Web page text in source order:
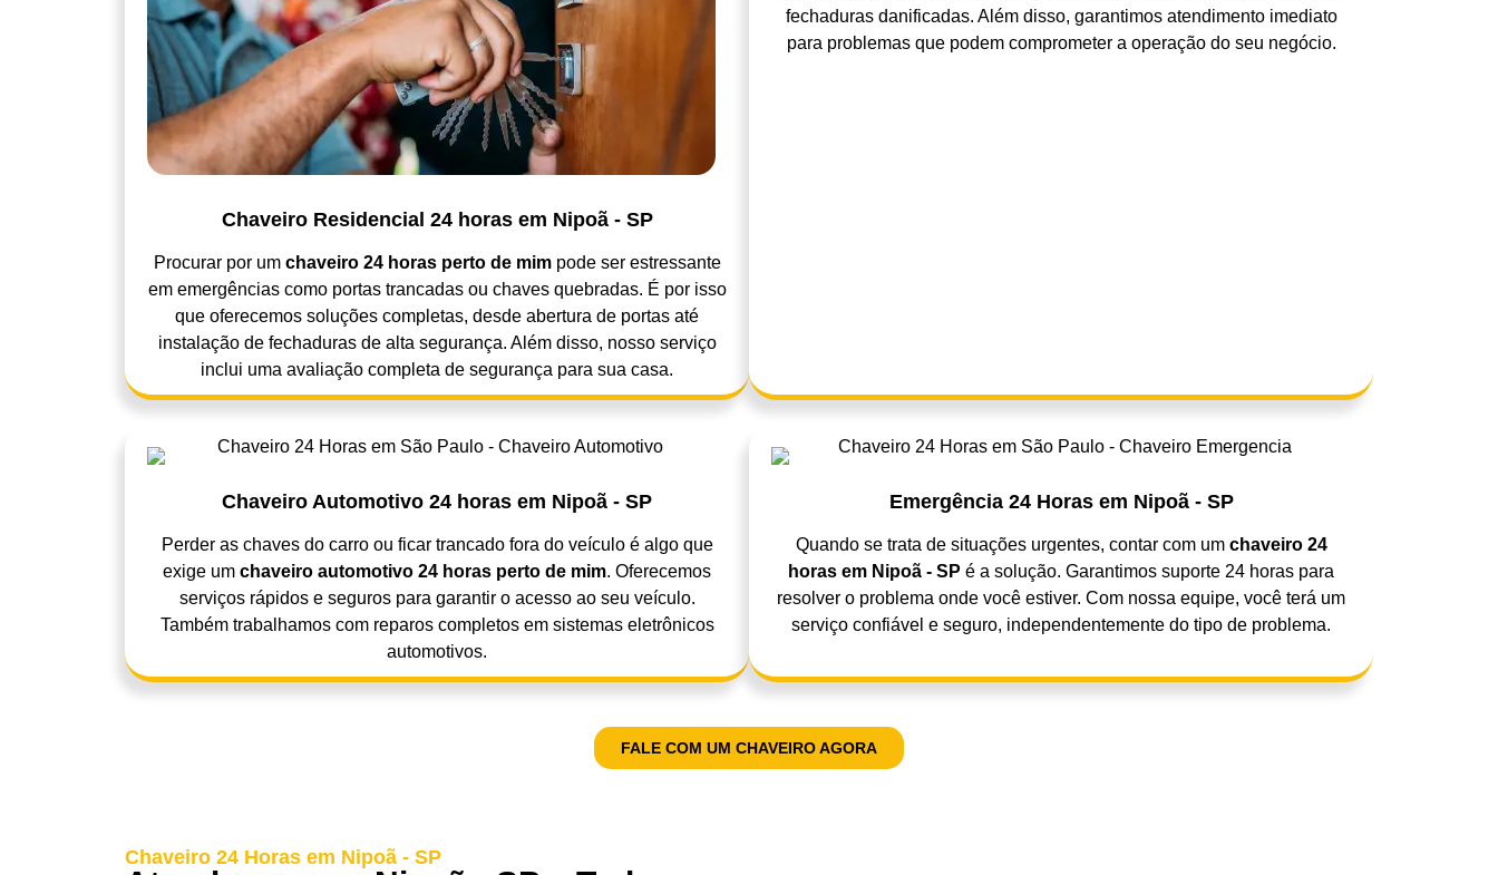
Chaveiro Residencial 24 horas em Nipoã - SP
Procurar por um chaveiro 24 horas perto de mimpode ser estressante
em emergências como portas trancadas ou chaves quebradas. É por isso
que oferecemos soluções completas, desde abertura de portas até
instalação de fechaduras de alta segurança. Além disso, nosso serviço
inclui uma avaliação completa de segurança para sua casa.
fechaduras danificadas. Além disso, garantimos atendimento imediato
para problemas que podem comprometer a operação do seu negócio.
Chaveiro Automotivo 24 horas em Nipoã - SP
Perder as chaves do carro ou ficar trancado fora do veículo é algo que
exige um chaveiro automotivo 24 horas perto de mim. Oferecemos
serviços rápidos e seguros para garantir o acesso ao seu veículo.
Também trabalhamos com reparos completos em sistemas eletrônicos
automotivos.
Emergência 24 Horas em Nipoã - SP
Quando se trata de situações urgentes, contar com um chaveiro 24
horas em Nipoã - SP é a solução. Garantimos suporte 24 horas para
resolver o problema onde você estiver. Com nossa equipe, você terá um
serviço confiável e seguro, independentemente do tipo de problema.
FALE COM UM CHAVEIRO AGORA
Chaveiro 24 Horas em Nipoã - SP